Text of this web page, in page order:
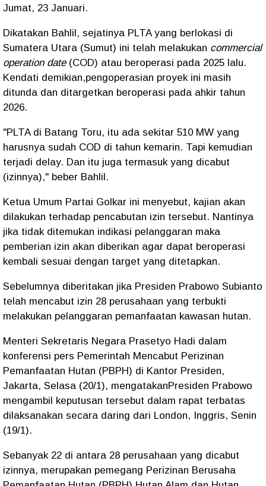
Jumat, 23 Januari.
Dikatakan Bahlil, sejatinya PLTA yang berlokasi di
Sumatera Utara (Sumut) ini telah melakukan commercial
operation date(COD) atau beroperasi pada 2025 lalu.
Kendati demikian,pengoperasian proyek ini masih
ditunda dan ditargetkan beroperasi pada ahkir tahun
2026.
"PLTA di Batang Toru, itu ada sekitar 510 MW yang
harusnya sudah COD di tahun kemarin. Tapi kemudian
terjadi delay. Dan itu juga termasuk yang dicabut
(izinnya)," beber Bahlil.
Ketua Umum Partai Golkar ini menyebut, kajian akan
dilakukan terhadap pencabutan izin tersebut. Nantinya
jika tidak ditemukan indikasi pelanggaran maka
pemberian izin akan diberikan agar dapat beroperasi
kembali sesuai dengan target yang ditetapkan.
Sebelumnya diberitakan jika Presiden Prabowo Subianto
telah mencabut izin 28 perusahaan yang terbukti
melakukan pelanggaran pemanfaatan kawasan hutan.
Menteri Sekretaris Negara Prasetyo Hadi dalam
konferensi pers Pemerintah Mencabut Perizinan
Pemanfaatan Hutan (PBPH) di Kantor Presiden,
Jakarta, Selasa (20/1), mengatakanPresiden Prabowo
mengambil keputusan tersebut dalam rapat terbatas
dilaksanakan secara daring dari London, Inggris, Senin
(19/1).
Sebanyak 22 di antara 28 perusahaan yang dicabut
izinnya, merupakan pemegang Perizinan Berusaha